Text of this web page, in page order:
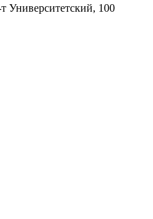
Университетский, 100